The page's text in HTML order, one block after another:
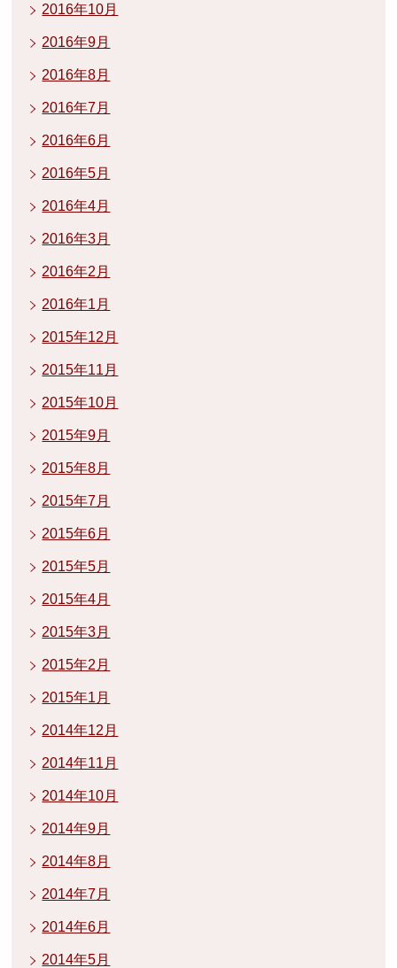
2016年10月
2016年9月
2016年8月
2016年7月
2016年6月
2016年5月
2016年4月
2016年3月
2016年2月
2016年1月
2015年12月
2015年11月
2015年10月
2015年9月
2015年8月
2015年7月
2015年6月
2015年5月
2015年4月
2015年3月
2015年2月
2015年1月
2014年12月
2014年11月
2014年10月
2014年9月
2014年8月
2014年7月
2014年6月
2014年5月